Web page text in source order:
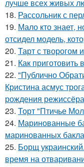
лучше всех живых
18. Рассольник с
19. Мало кто знает,
отсидел модель,
20. Тарт с творогом
21. Как приготовить
22. "Публично
Кристина асмус
рождения
23. Торт "Птичье
24. Маринованные
маринованных
25. Борщ
время на